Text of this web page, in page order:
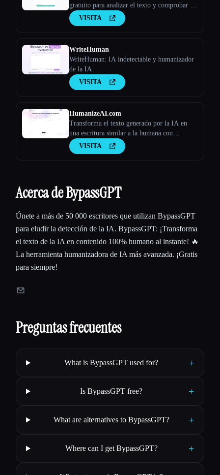
gratuito para analizar el texto y comprobar si
lo ha generado la IA o no. Herramienta AI
Checker, 100% gratis para siempre.
VISITA
WriteHuman
WriteHuman: IA indetectable y humanizador
de la IA
VISITA
HumanizeAI.com
Transforma el texto generado por la IA en
una escritura similar a la humana con
Humanize AI
VISITA
Acerca de BypassGPT
Únete a más de 50 000 escritores que utilizan BypassGPT
para eludir la detección de la IA. BypassGPT: ¡Transforma
el texto de la IA en contenido 100% humano al instante! 🔥
La herramienta humanizadora de IA más avanzada. ¡Gratis
para siempre!
Preguntas frecuentes
What is BypassGPT used for? +
Is BypassGPT free? +
What are alternatives to BypassGPT? +
Where can I get BypassGPT? +